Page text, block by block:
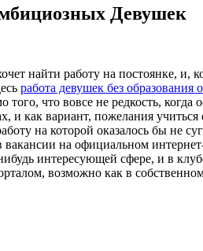
Девушек
найти работу на постоянке,
работа девушек без образования
что вовсе не редкость,
как вариант, пожелания
на которой оказалось бы не
вакансии на официальном
интересующей сфере, и в
возможно как в